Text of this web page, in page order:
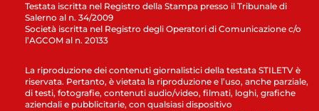
Testata iscritta nel Registro della Stampa presso il Tribunale di
Salerno al n. 34/2009
Società iscritta nel Registro degli Operatori di Comunicazione c/o
l’AGCOM al n. 20133
La riproduzione dei contenuti giornalistici della testata STILETV è
riservata. Pertanto, è vietata la riproduzione e l’uso, anche parziale,
di testi, fotografie, contenuti audio/video, filmati, loghi, grafiche
aziendali e pubblicitarie, con qualsiasi dispositivo